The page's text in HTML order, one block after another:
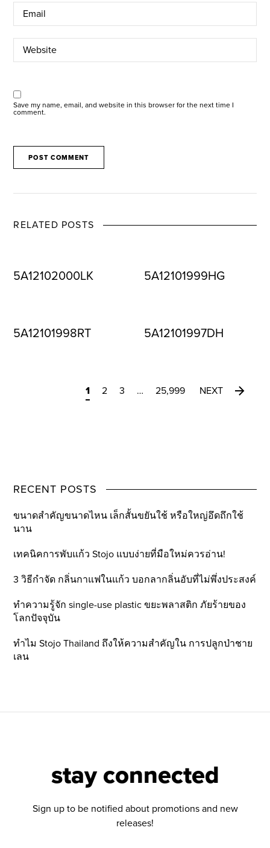
Save my name, email, and website in this browser for the next time I
comment.
RELATED POSTS
5A12102000LK 5A12101999HG
5A12101998RT 5A12101997DH
1 2 3 … 25,999 NEXT
RECENT POSTS
ขนาดสำคัญขนาดไหน เล็กสั้นขยันใช้ หรือใหญ่อึดถึกใช้
นาน
เทคนิคการพับแก้ว Stojo แบบง่ายที่มือใหม่ควรอ่าน!
3 วิธีกำจัด กลิ่นกาแฟในแก้ว บอกลากลิ่นอับที่ไม่พึ่งประสงค์
ทำความรู้จัก single-use plastic ขยะพลาสติก ภัยร้ายของ
โลกปัจจุบัน
ทำไม Stojo Thailand ถึงให้ความสำคัญใน การปลูกป่าชาย
เลน
stay connected
Sign up to be notified about promotions and new
releases!